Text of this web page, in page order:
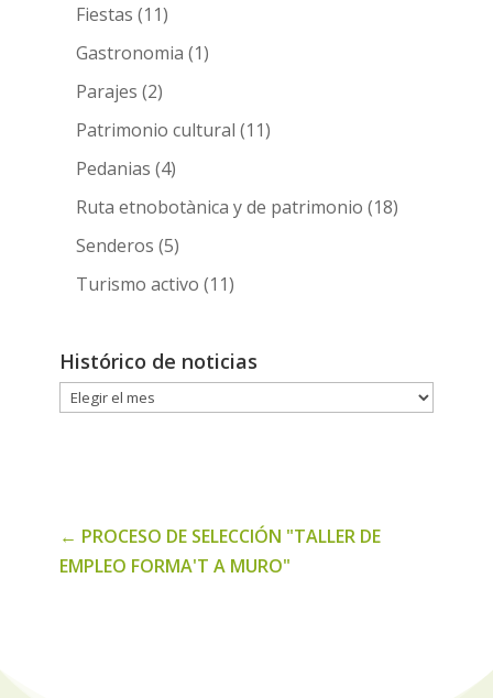
Fiestas (11)
Gastronomia (1)
Parajes (2)
Patrimonio cultural (11)
Pedanias (4)
Ruta etnobotànica y de patrimonio (18)
Senderos (5)
Turismo activo (11)
Histórico de noticias
Histórico
← PROCESO DE SELECCIÓN "TALLER DE
EMPLEO FORMA'T A MURO"